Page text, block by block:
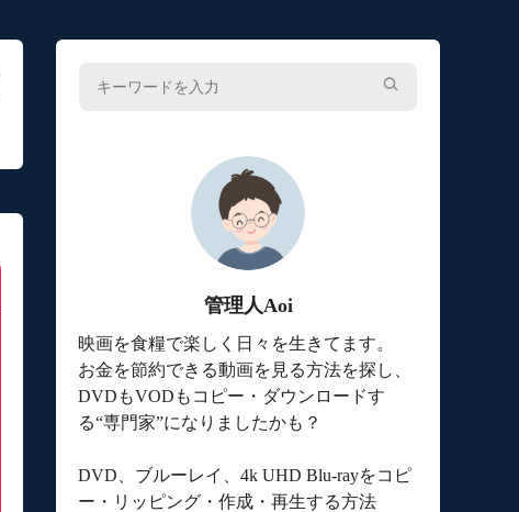
管理人Aoi
映画を食糧で楽しく日々を生きてます。
お金を節約できる動画を見る方法を探し、
DVDもVODもコピー・ダウンロードす
る“専門家”になりましたかも？
DVD、ブルーレイ、4k UHD Blu-rayをコピ
ー・リッピング・作成・再生する方法